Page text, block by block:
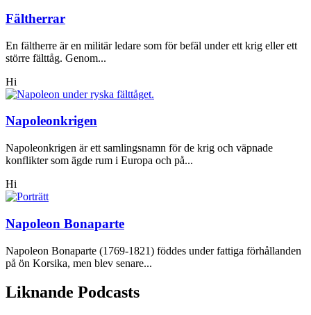
Fältherrar
En fältherre är en militär ledare som för befäl under ett krig eller ett
större fälttåg. Genom...
Hi
Napoleonkrigen
Napoleonkrigen är ett samlingsnamn för de krig och väpnade
konflikter som ägde rum i Europa och på...
Hi
Napoleon Bonaparte
Napoleon Bonaparte (1769-1821) föddes under fattiga förhållanden
på ön Korsika, men blev senare...
Liknande Podcasts